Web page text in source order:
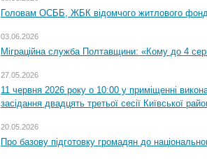
Головам ОСББ, ЖБК відомчого житлового
03.06.2026
Міграційна служба Полтавщини: «Кому до 4
27.05.2026
11 червня 2026 року о 10:00 у приміщенні
засідання двадцять третьої сесії Київської
20.05.2026
Про базову підготовку громадян до